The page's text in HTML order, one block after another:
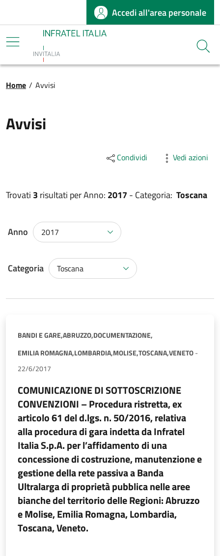
Salta al contenuto principaleAccedi all'area personale
Infratel
Briciole di pane
Home / Avvisi
Avvisi
Condividi Vedi azioni
Trovati 3 risultati perAnno: 2017 - Categoria: Toscana
Anno 2017
Categoria Toscana
BANDI E GARE,ABRUZZO,DOCUMENTAZIONE,
EMILIA ROMAGNA,LOMBARDIA,MOLISE,TOSCANA,VENETO-
22/6/2017
COMUNICAZIONE DI SOTTOSCRIZIONE
CONVENZIONI – Procedura ristretta, ex
articolo 61 del d.lgs. n. 50/2016, relativa
alla procedura di gara indetta da Infratel
Italia S.p.A. per l’affidamento di una
concessione di costruzione, manutenzione e
gestione della rete passiva a Banda
Ultralarga di proprietà pubblica nelle aree
bianche del territorio delle Regioni: Abruzzo
e Molise, Emilia Romagna, Lombardia,
Toscana, Veneto.